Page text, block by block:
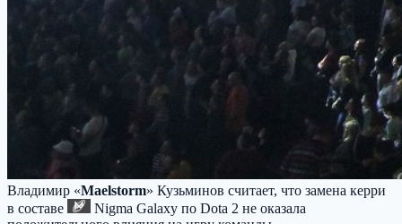
Владимир «Maelstorm» Кузьминов считает, что замена керри
в составе
Nigma Galaxy по Dota 2 не оказала